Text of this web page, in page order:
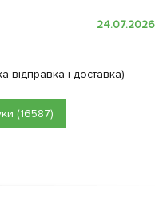
24.07.2026
і доставка)
(16587)